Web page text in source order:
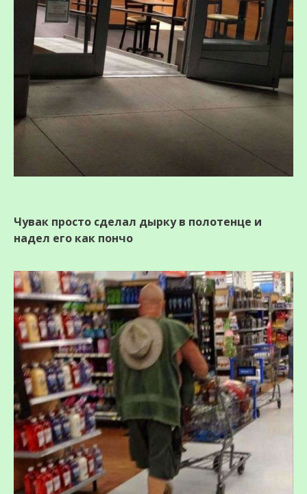
Чувак просто сделал дырку в полотенце и
надел его как пончо